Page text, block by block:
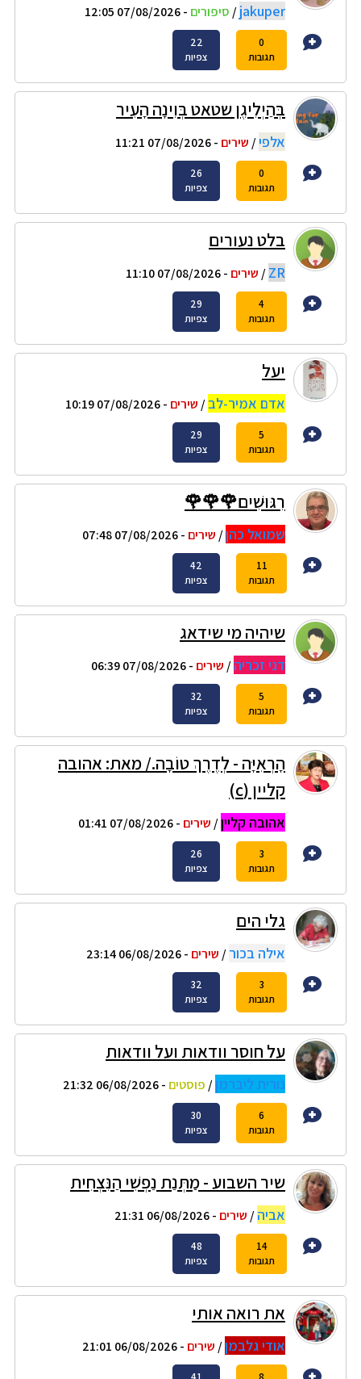
jakuper
/ סיפורים - 07/08/2026 12:05
0
תגובות
22
צפיות
בְּהַיְלִיגֶן שטאט בְּוִינָה הָעִיר
אלפי/ שירים - 07/08/2026 11:21
0
תגובות
26
צפיות
בלט נעורים
ZR
/ שירים - 07/08/2026 11:10
4
תגובות
29
צפיות
יעל
אדם אמיר-לב/ שירים - 07/08/2026 10:19
5
תגובות
29
צפיות
רִגּוּשִׁים🌹🌹🌹
שמואל כהן/ שירים - 07/08/2026 07:48
11
תגובות
42
צפיות
שיהיה מי שידאג
דני זכריה/ שירים - 07/08/2026 06:39
5
תגובות
32
צפיות
הָרְאִיָּה - לְדֶרֶךְ טוֹבָה./ מאת: אהובה
קליין (c)
אהובה קליין/ שירים - 07/08/2026 01:41
3
תגובות
26
צפיות
גלי הים
אילה בכור/ שירים - 06/08/2026 23:14
3
תגובות
32
צפיות
על חוסר וודאות ועל וודאות
נורית ליברמן/ פוסטים - 06/08/2026 21:32
6
תגובות
30
צפיות
שיר השבוע - מַתְּנַת נַפְשִׁי הַנִּצְחִית
אביה/ שירים - 06/08/2026 21:31
14
תגובות
48
צפיות
את רואה אותי
אודי גלבמן/ שירים - 06/08/2026 21:01